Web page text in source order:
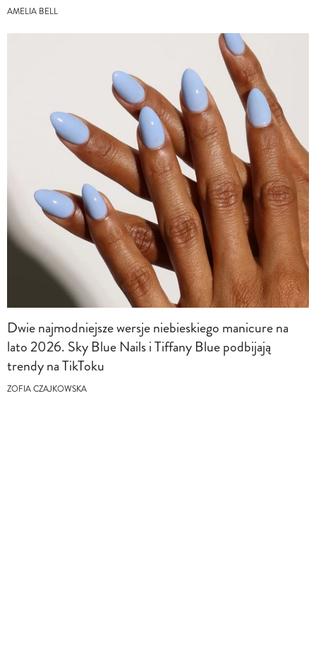
AMELIA BELL
Dwie najmodniejsze wersje niebieskiego manicure na
lato 2026. Sky Blue Nails i Tiffany Blue podbijają
trendy na TikToku
ZOFIA CZAJKOWSKA